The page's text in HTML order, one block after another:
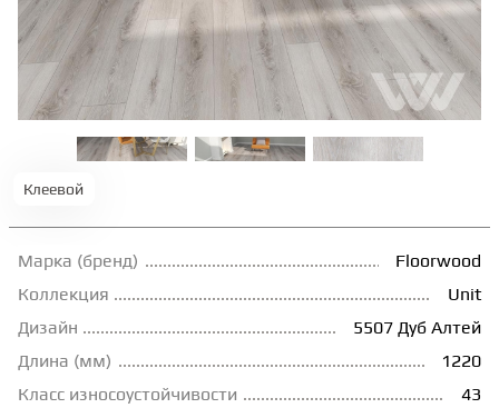
КОВРОВАЯ ПЛИТКА
МОДУЛЬНЫЕ ПВХ
ПЛИНТУС
Клеевой
Марка (бренд)
Floorwood
Коллекция
Unit
Дизайн
5507 Дуб Алтей
Длина (мм)
1220
Класс износоустойчивости
43